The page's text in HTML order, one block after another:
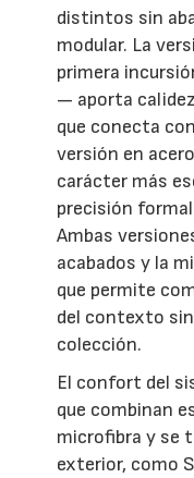
distintos sin
modular. La
primera
— aporta
que conecta
versión en
carácter más
precisión
Ambas
acabados y la
que permite
del contexto
colección.
El confort del
que combinan
microfibra y se
exterior, como